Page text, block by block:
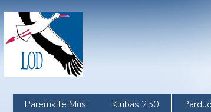
content
Paremkite Mus! Klubas 250